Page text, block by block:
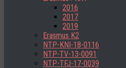
2016
2017
2019
Erasmus K2
NTP-KNI-18-0116
NTP-TV-13-0091
NTP-TFJ-17-0039